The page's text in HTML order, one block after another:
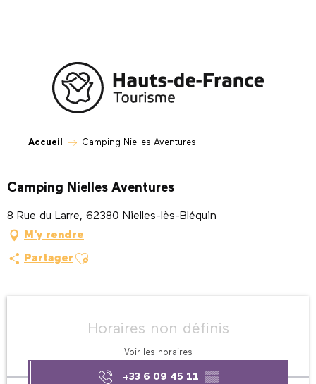
Accueil Camping Nielles Aventures
Camping Nielles Aventures
8 Rue du Larre, 62380 Nielles-lès-Bléquin
M'y rendre
Partager Ajouter aux favoris
Horaires non définis
Voir les horaires
+33 6 09 45 11 ▒▒